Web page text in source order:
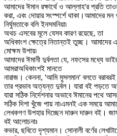
আমাদের ঈমান রক্ষার্থে ও আল্লাহ'র প্রতি
করা, এবং দোয়ার সংস্পর্শে থাকা।আমাদের মন
নির্ঘুমতাকে বলি ইনসমনিয়া৷
অথচ এসবের মূলে যেসব কারণ রয়েছে, তা
অধিকাংশ ক্ষেত্রে নিতান্তই তুচ্ছ। আমাদের
মোক্ষম উপায়৷
আমাদের ঈমানী দুর্বলতা যে, নফসের মধ্যে
আমরাঅধিকাংশই মানতে
নারাজ। কেননা, 'আমি মুসলমান' বলতে
তার প্রভাব অত্যন্ত দুর্বল। যারা বই পড়তে
যারা সঠিক নির্দেশনার অভাবে ঈমানের পথে
সঠিক দিশা খুঁজে পায় না৷এমনই এক সময়ে
লেখকগণ উপহার দিচ্ছেন দারুন দারুন বই।
বই আলোচনাঃ
কভার, ছবিতে দৃশ্যমান। সোনালী বর্ণের